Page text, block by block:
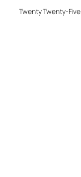
Twenty Twenty-Five